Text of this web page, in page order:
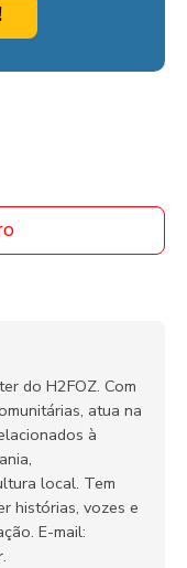
do H2FOZ. Com
atua na
à
local. Tem
histórias, vozes e
E-mail: